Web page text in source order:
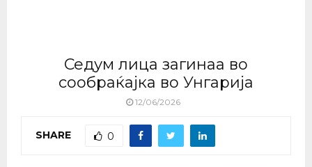
Седум лица загинаа во
сообраќајка во Унгарија
12/06/2026
SHARE 0